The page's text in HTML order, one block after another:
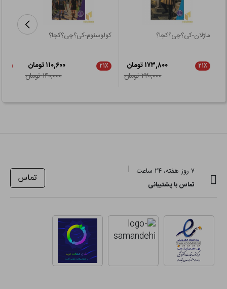
ماژلان-کی؟چی؟کجا؟
۲۱٪
۱۷۳,۸۰۰ تومان
۲۲۰,۰۰۰ تومان
کولوسئوم-کی؟چی؟کجا؟
۲۱٪
۱۱۰,۶۰۰ تومان
۱۴۰,۰۰۰ تومان
۷ روز هفته، ۲۴ ساعت
تماس با پشتیبانی
تماس